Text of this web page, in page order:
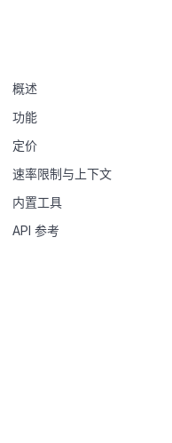
概述
功能
定价
速率限制与上下文
内置工具
API 参考